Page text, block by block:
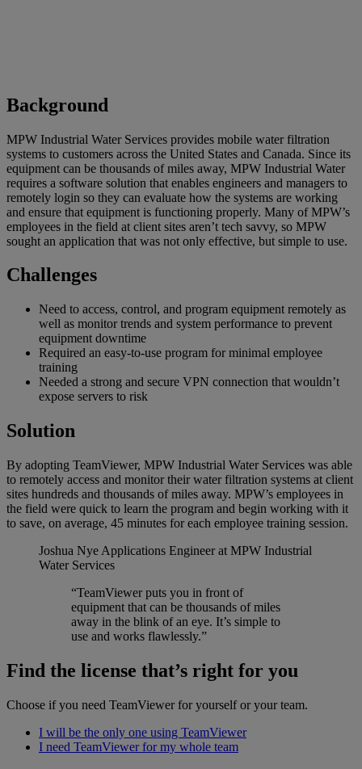
Background
MPW Industrial Water Services provides mobile water filtration
systems to customers across the United States and Canada. Since its
equipment can be thousands of miles away, MPW Industrial Water
requires a software solution that enables engineers and managers to
remotely login so they can evaluate how the systems are working
and ensure that equipment is functioning properly. Many of MPW’s
employees in the field at client sites aren’t tech savvy, so MPW
sought an application that was not only effective, but simple to use.
Challenges
Need to access, control, and program equipment remotely as
well as monitor trends and system performance to prevent
equipment downtime
Required an easy-to-use program for minimal employee
training
Needed a strong and secure VPN connection that wouldn’t
expose servers to risk
Solution
By adopting TeamViewer, MPW Industrial Water Services was able
to remotely access and monitor their water filtration systems at client
sites hundreds and thousands of miles away. MPW’s employees in
the field were quick to learn the program and begin working with it
to save, on average, 45 minutes for each employee training session.
Joshua Nye Applications Engineer at MPW Industrial
Water Services
“TeamViewer puts you in front of
equipment that can be thousands of miles
away in the blink of an eye. It’s simple to
use and works flawlessly.”
Find the license that’s right for you
Choose if you need TeamViewer for yourself or your team.
I will be the only one using TeamViewer
I need TeamViewer for my whole team